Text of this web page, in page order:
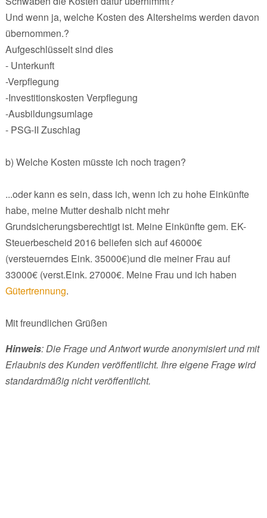
Und wenn ja, welche Kosten des Altersheims werden davon
übernommen.?
Aufgeschlüsselt sind dies
- Unterkunft
-Verpflegung
-Investitionskosten Verpflegung
-Ausbildungsumlage
- PSG-II Zuschlag
b) Welche Kosten müsste ich noch tragen?
...oder kann es sein, dass ich, wenn ich zu hohe Einkünfte
habe, meine Mutter deshalb nicht mehr
Grundsicherungsberechtigt ist. Meine Einkünfte gem. EK-
Steuerbescheid 2016 beliefen sich auf 46000€
(versteuerndes Eink. 35000€)und die meiner Frau auf
33000€ (verst.Eink. 27000€. Meine Frau und ich haben
Gütertrennung.
Mit freundlichen Grüßen
Hinweis: Die Frage und Antwort wurde anonymisiert und mit
Erlaubnis des Kunden veröffentlicht. Ihre eigene Frage wird
standardmäßig nicht veröffentlicht.